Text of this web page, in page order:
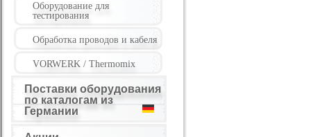
Оборудование для
тестирования
Обработка проводов и кабеля
VORWERK / Thermomix
Поставки оборудования
по каталогам из
Германии